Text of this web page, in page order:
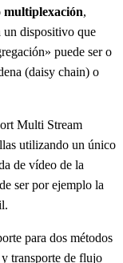
multiplexación,
un dispositivo que
puede ser o
(daisy chain) o
Multi Stream
utilizando un único
de vídeo de la
ser por ejemplo la
para dos métodos
transporte de flujo